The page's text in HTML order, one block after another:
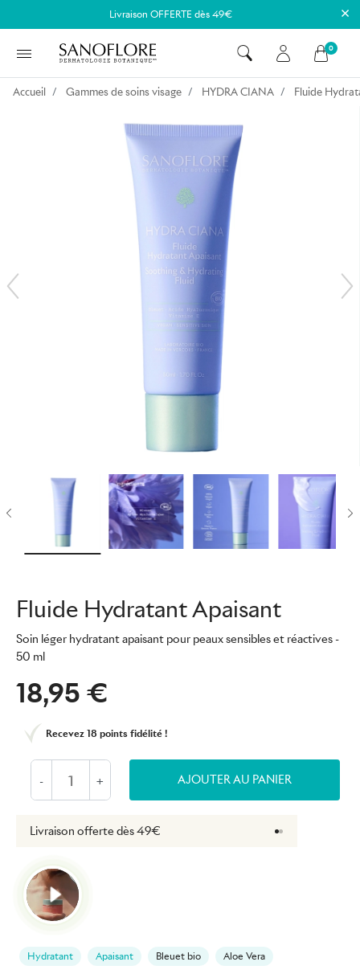
Livraison OFFERTE dès 49€ ×
0
Accueil Gammes de soins visage HYDRA CIANA Fluide
Fluide Hydratant Apaisant
Soin léger hydratant apaisant pour peaux sensibles et réactives-
50 ml
18,95 €
Recevez 18 points fidélité !
- + AJOUTER AU PANIER
Livraison offerte dès 49€ Retours gratuits
Hydratant Apaisant Bleuet bio Aloe Vera